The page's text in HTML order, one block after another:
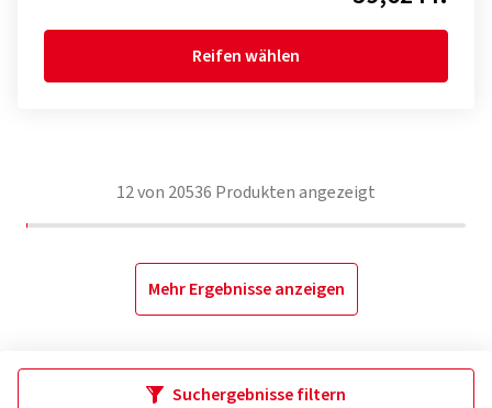
Reifen wählen
12von 20536 Produkten angezeigt
Mehr Ergebnisse anzeigen
Suchergebnisse filtern